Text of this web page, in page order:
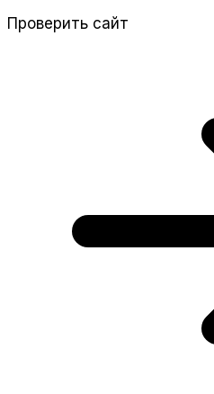
Проверить сайт